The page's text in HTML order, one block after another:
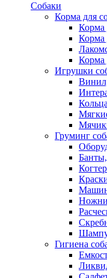
Собаки
Корма для
Корма
Корма
Корма
Игрушки
Груминг
Гигиена